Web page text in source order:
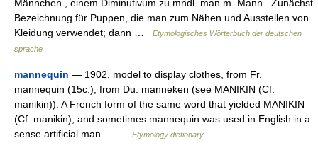
Männchen , einem Diminutivum zu mndl. man m. Mann . Zunächst
Bezeichnung für Puppen, die man zum Nähen und Ausstellen von
Kleidung verwendet; dann …
Etymologisches Wörterbuch der deutschen
sprache
mannequin — 1902, model to display clothes, from Fr.
mannequin (15c.), from Du. manneken (see MANIKIN (Cf.
manikin)). A French form of the same word that yielded MANIKIN
(Cf. manikin), and sometimes mannequin was used in English in a
sense artificial man… …
Etymology dictionary